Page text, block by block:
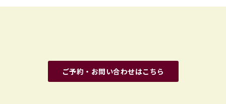
ご予約・お問い合わせはこちら